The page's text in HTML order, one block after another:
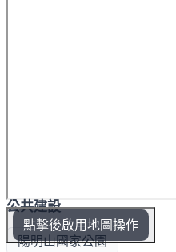
點擊後啟用地圖操作
公共建設
陽明山國家公園